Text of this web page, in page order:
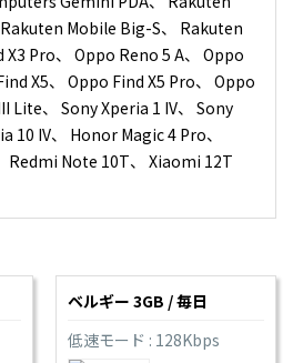
Mobile Big-S、 Rakuten
Pro、 Oppo Reno 5 A、 Oppo
X5、 Oppo Find X5 Pro、 Oppo
Lite、 Sony Xperia 1 IV、 Sony
10 IV、 Honor Magic 4 Pro、
Redmi Note 10T、 Xiaomi 12T
ベルギー 3GB / 毎日
低速モード : 128Kbps